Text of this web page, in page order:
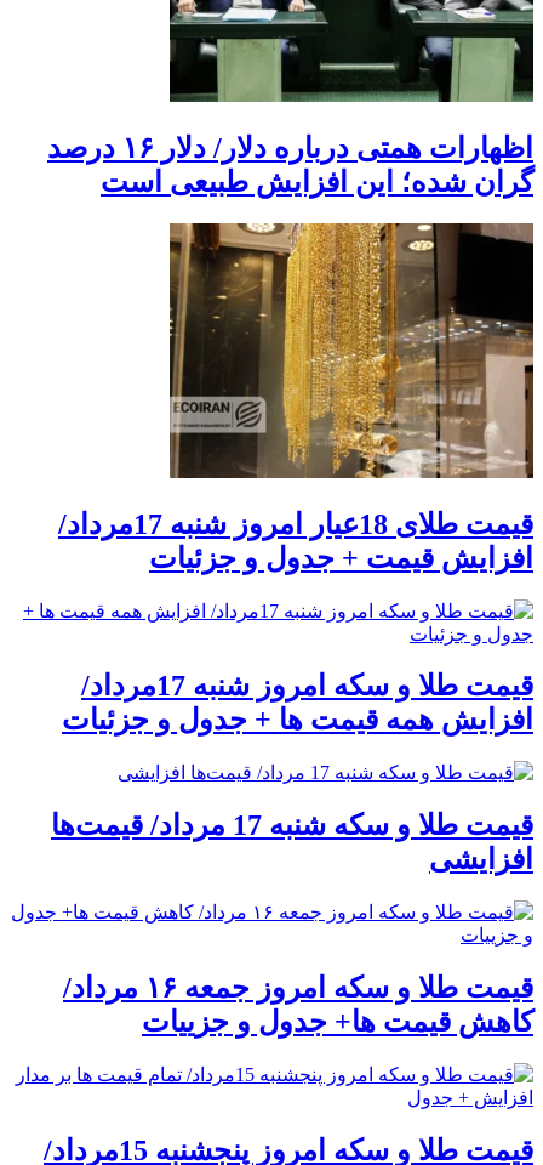
اظهارات همتی درباره دلار/ دلار ۱۶ درصد
گران شده؛ این افزایش طبیعی است
قیمت طلای 18عیار امروز شنبه 17مرداد/
افزایش قیمت + جدول و جزئیات
قیمت طلا و سکه امروز شنبه 17مرداد/
افزایش همه قیمت ها + جدول و جزئیات
قیمت طلا و سکه شنبه 17 مرداد/ قیمت‌ها
افزایشی
قیمت طلا و سکه امروز جمعه ۱۶ مرداد/
کاهش قیمت ها+ جدول و جزییات
قیمت طلا و سکه امروز پنجشنبه 15مرداد/